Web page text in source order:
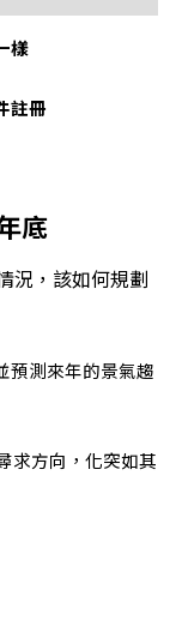
樣
註冊
底
況，該如何規劃
預測來年的景氣趨
求方向，化突如其